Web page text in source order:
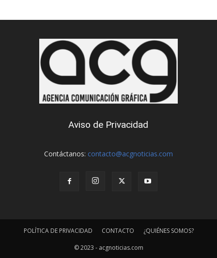
Aviso de Privacidad
Contáctanos: contacto@acgnoticias.com
POLÍTICA DE PRIVACIDAD CONTACTO ¿QUIÉNES SOMOS?
© 2023 - acgnoticias.com